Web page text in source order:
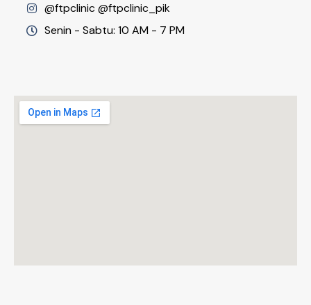
@ftpclinic @ftpclinic_pik
Senin - Sabtu: 10 AM - 7 PM